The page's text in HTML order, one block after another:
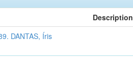
Description
DANTAS, Íris